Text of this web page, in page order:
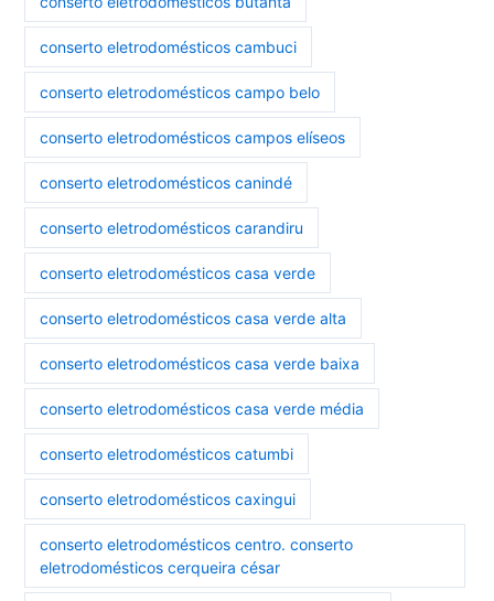
conserto eletrodomésticos cambuci
conserto eletrodomésticos campo belo
conserto eletrodomésticos campos elíseos
conserto eletrodomésticos canindé
conserto eletrodomésticos carandiru
conserto eletrodomésticos casa verde
conserto eletrodomésticos casa verde alta
conserto eletrodomésticos casa verde baixa
conserto eletrodomésticos casa verde média
conserto eletrodomésticos catumbi
conserto eletrodomésticos caxingui
conserto eletrodomésticos centro. conserto
eletrodomésticos cerqueira césar